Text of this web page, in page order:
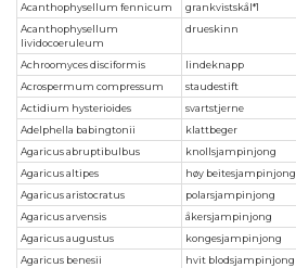
Acanthophysellum fennicum grankvistskål*1
Acanthophysellum
lividocoeruleum
drueskinn
Achroomyces disciformis lindeknapp
Acrospermum compressum
staudestift
Actidium hysterioides
svartstjerne
Adelphella babingtonii
klattbeger
Agaricus abruptibulbus
knollsjampinjong
Agaricus altipes
høy beitesjampinjong
Agaricus aristocratus
polarsjampinjong
Agaricus arvensis
åkersjampinjong
Agaricus augustus
kongesjampinjong
Agaricus benesii
hvit blodsjampinjong